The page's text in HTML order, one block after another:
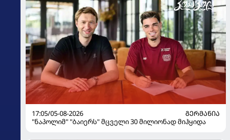
17:05/05-08-2026
ᲒᲔᲠᲛᲐᲜᲘᲐ
"ნაპოლიმ" "ბაიერს" მცველი 30 მილიონად მიჰყიდა